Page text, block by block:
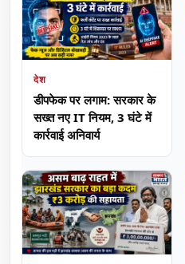
देश
डीपफेक पर लगाम: सरकार के
सख्त नए IT नियम, 3 घंटे में
कार्रवाई अनिवार्य